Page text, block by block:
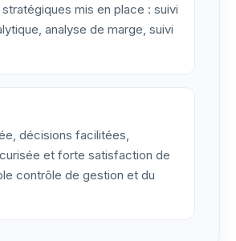
mis en place : suivi
analyse de marge, suivi
décisions facilitées,
et forte satisfaction de
contrôle de gestion et du